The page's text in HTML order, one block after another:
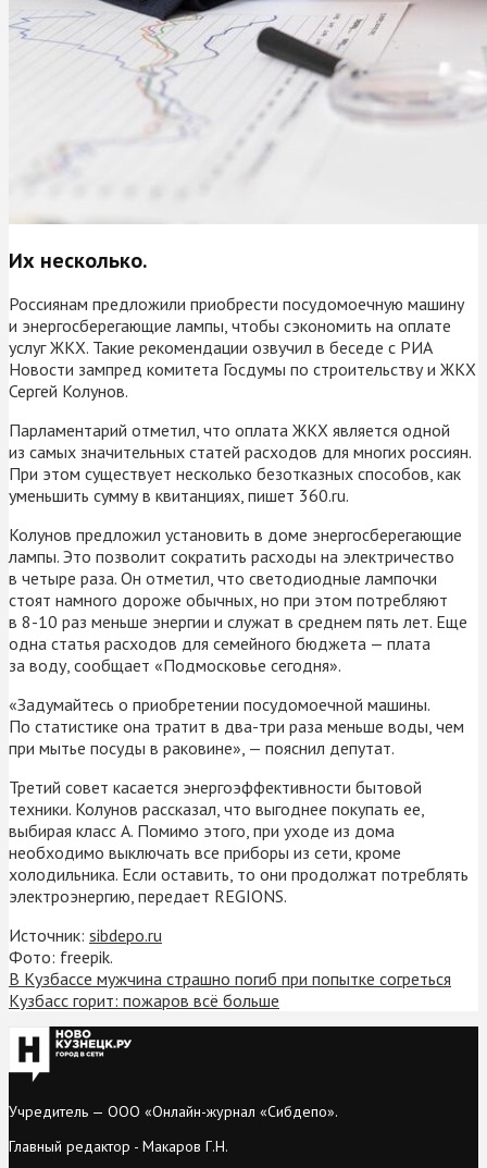
Их несколько.
Россиянам предложили приобрести посудомоечную машину
и энергосберегающие лампы, чтобы сэкономить на оплате
услуг ЖКХ. Такие рекомендации озвучил в беседе с РИА
Новости зампред комитета Госдумы по строительству и ЖКХ
Сергей Колунов.
Парламентарий отметил, что оплата ЖКХ является одной
из самых значительных статей расходов для многих россиян.
При этом существует несколько безотказных способов, как
уменьшить сумму в квитанциях, пишет 360.ru.
Колунов предложил установить в доме энергосберегающие
лампы. Это позволит сократить расходы на электричество
в четыре раза. Он отметил, что светодиодные лампочки
стоят намного дороже обычных, но при этом потребляют
в 8-10 раз меньше энергии и служат в среднем пять лет. Еще
одна статья расходов для семейного бюджета — плата
за воду, сообщает «Подмосковье сегодня».
«Задумайтесь о приобретении посудомоечной машины.
По статистике она тратит в два-три раза меньше воды, чем
при мытье посуды в раковине», — пояснил депутат.
Третий совет касается энергоэффективности бытовой
техники. Колунов рассказал, что выгоднее покупать ее,
выбирая класс А. Помимо этого, при уходе из дома
необходимо выключать все приборы из сети, кроме
холодильника. Если оставить, то они продолжат потреблять
электроэнергию, передает REGIONS.
Источник: sibdepo.ru
Фото: freepik.
В Кузбассе мужчина страшно погиб при попытке согреться
Кузбасс горит: пожаров всё больше
Учредитель — ООО «Онлайн-журнал «Сибдепо».
Главный редактор - Макаров Г.Н.